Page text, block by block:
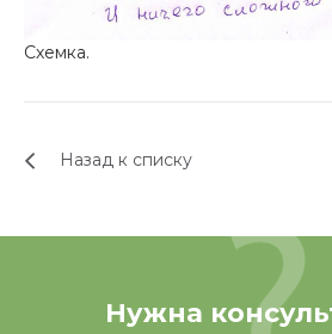
Схемка.
Назад к списку
Нужна